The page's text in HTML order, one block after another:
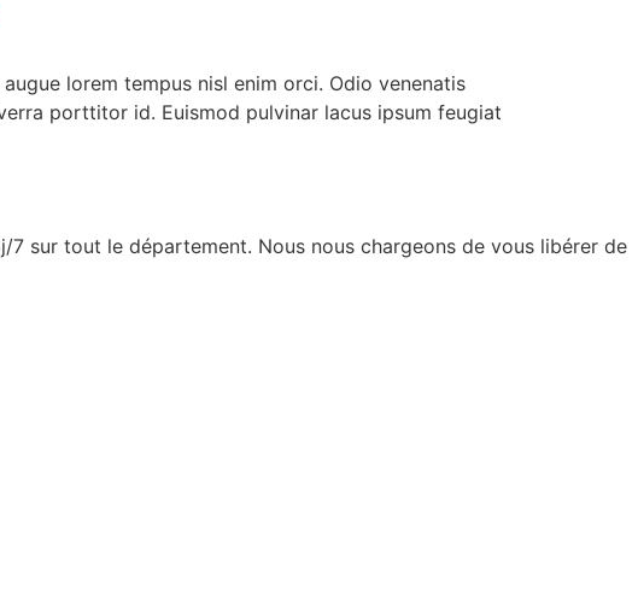
lorem tempus nisl enim orci. Odio venenatis
porttitor id. Euismod pulvinar lacus ipsum feugiat
sur tout le département. Nous nous chargeons de vous libérer de